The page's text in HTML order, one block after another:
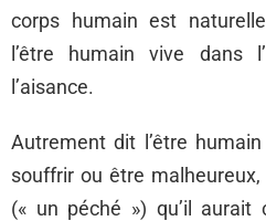
corps humain est
l’être humain vive dans
l’aisance.
Autrement dit l’être
souffrir ou être
(« un péché ») qu’il